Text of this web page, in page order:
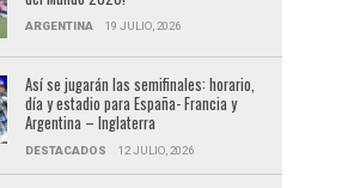
ARGENTINA 19 JULIO, 2026
Así se jugarán las semifinales: horario,
día y estadio para España- Francia y
Argentina – Inglaterra
DESTACADOS 12 JULIO, 2026